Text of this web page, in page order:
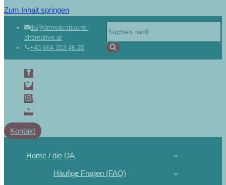
Zum Inhalt springen
da@demokratische-
alternative.at
+43 664 313 46 20
Kontakt
Home / die DA
Häufige Fragen (FAQ)